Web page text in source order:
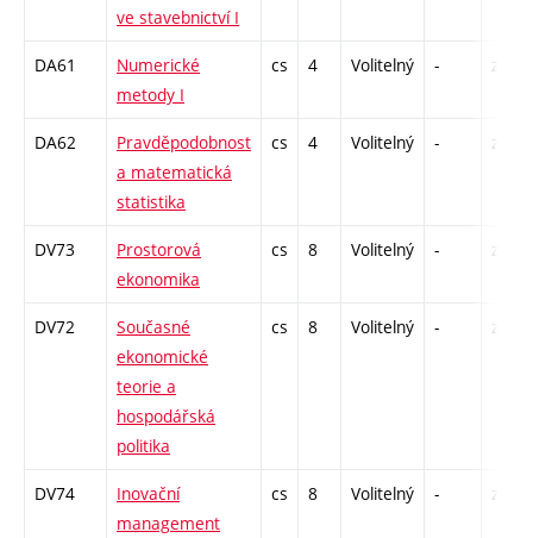
ve stavebnictví I
DA61
Numerické
metody I
cs 4 Volitelný - zá
DA62
Pravděpodobnost
a matematická
statistika
cs 4 Volitelný - zá
DV73
Prostorová
ekonomika
cs 8 Volitelný - zk
DV72
Současné
ekonomické
teorie a
hospodářská
politika
cs 8 Volitelný - zk
DV74
Inovační
management
cs 8 Volitelný - zk